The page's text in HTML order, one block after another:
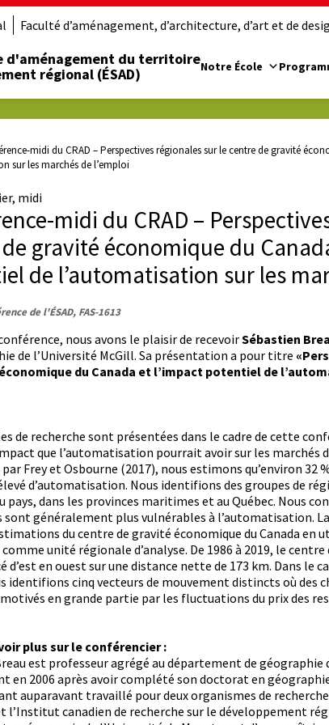
Faculté d’aménagement, d’architecture, d’art et de
d'aménagement du territoire
régional (ÉSAD)
Notre École
midi du CRAD – Perspectives régionales sur le centre de gravité
sur les marchés de l’emploi
midi
midi du CRAD –
gravité économique du
de l’automatisation sur les
de l'ÉSAD, FAS-1613
nous avons le plaisir de recevoirSébastien
de l’Université McGill. Sa présentation a pour titre
du Canada et l’impact potentiel de
de recherche sont présentées dans le cadre de cette
que l’automatisation pourrait avoir sur les marchés
Frey et Osbourne (2017), nous estimons qu’environ 32
d’automatisation. Nous identifions des groupes de
pays, dans les provinces maritimes et au Québec. Nous
généralement plus vulnérables à l’automatisation. La
du centre de gravité économique du Canada en
unité régionale d’analyse. De 1986 à 2019, le
d’est en ouest sur une distance nette de 173 km. Dans le
identifions cinq vecteurs de mouvement distincts où des
en grande partie par les fluctuations du prix des
plus sur le conférencier :
est professeur agrégé au département de géographie
en 2006 après avoir complété son doctorat en
auparavant travaillé pour deux organismes de
l’Institut canadien de recherche sur le développement